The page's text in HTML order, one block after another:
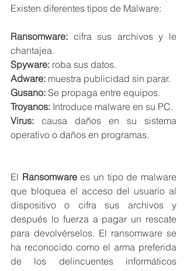
Existen diferentes tipos de Malware:
Ransomware: cifra sus archivos y le
chantajea.
Spyware: roba sus datos.
Adware: muestra publicidad sin parar.
Gusano: Se propaga entre equipos.
Troyanos: Introduce malware en su PC.
Virus: causa daños en su sistema
operativo o daños en programas.
El Ransomware es un tipo de malware
que bloquea el acceso del usuario al
dispositivo o cifra sus archivos y
después lo fuerza a pagar un rescate
para devolvérselos. El ransomware se
ha reconocido como el arma preferida
de los delincuentes informáticos